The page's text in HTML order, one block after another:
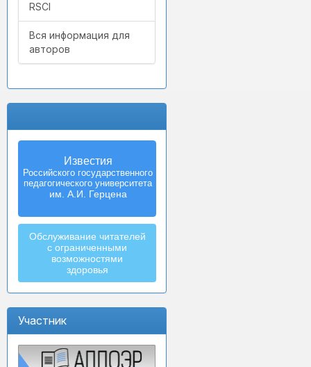
RSCI
Вся информация для
авторов
Известия
Российского государственного
педагогического университета
им. А.И. Герцена
Izvestia:
Herzen University
Journal of
Humanities & Sciences
Обслуживание читателей
с ограниченными
возможностями
здоровья
Участник